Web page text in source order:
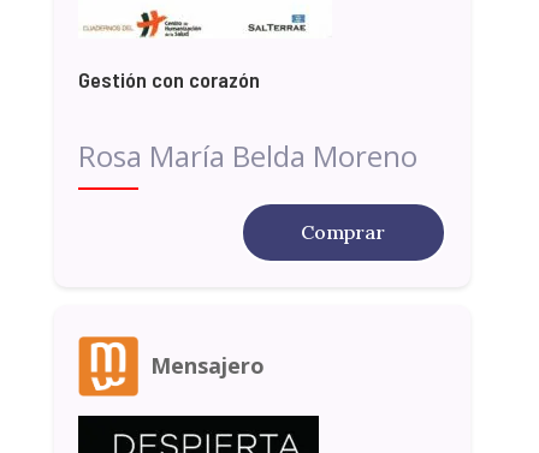
Gestión con corazón
Rosa María Belda Moreno
Comprar
Mensajero